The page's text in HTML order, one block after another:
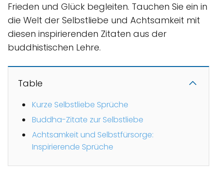
Frieden und Glück begleiten. Tauchen Sie ein in
die Welt der Selbstliebe und Achtsamkeit mit
diesen inspirierenden Zitaten aus der
buddhistischen Lehre.
Table
Kurze Selbstliebe Sprüche
Buddha-Zitate zur Selbstliebe
Achtsamkeit und Selbstfürsorge:
Inspirierende Sprüche